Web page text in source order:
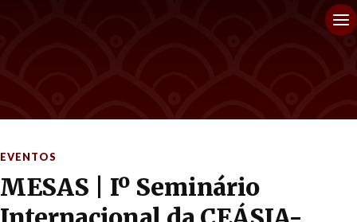
EVENTOS
MESAS | Iº Seminário